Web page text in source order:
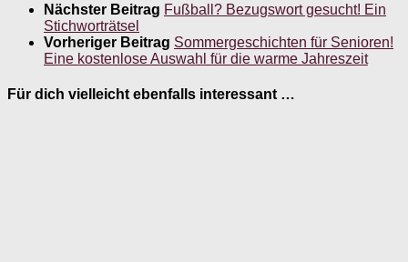
Nächster Beitrag Fußball? Bezugswort gesucht! Ein
Stichworträtsel
Vorheriger Beitrag Sommergeschichten für Senioren!
Eine kostenlose Auswahl für die warme Jahreszeit
Für dich vielleicht ebenfalls interessant …